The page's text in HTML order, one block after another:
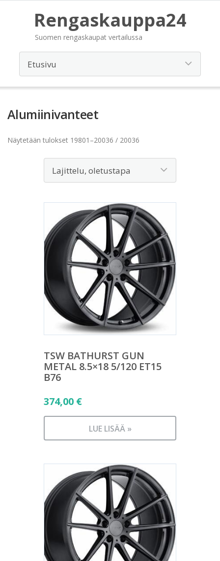
Rengaskauppa24
Suomen rengaskaupat vertailussa
Alumiinivanteet
Näytetään tulokset 19801–20036 / 20036
TSW BATHURST GUN
METAL 8.5×18 5/120 ET15
B76
374,00 €
LUE LISÄÄ »